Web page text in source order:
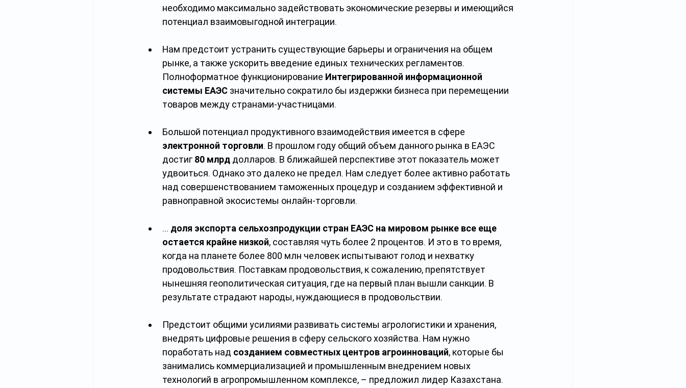
необходимо максимально задействовать экономические резервы и имеющийся
потенциал взаимовыгодной интеграции.
Нам предстоит устранить существующие барьеры и ограничения на общем
рынке, а также ускорить введение единых технических регламентов.
Полноформатное функционирование Интегрированной информационной
системы ЕАЭС значительно сократило бы издержки бизнеса при перемещении
товаров между странами-участницами.
Большой потенциал продуктивного взаимодействия имеется в сфере
электронной торговли. В прошлом году общий объем данного рынка в ЕАЭС
достиг 80 млрд долларов. В ближайшей перспективе этот показатель может
удвоиться. Однако это далеко не предел. Нам следует более активно работать
над совершенствованием таможенных процедур и созданием эффективной и
равноправной экосистемы онлайн-торговли.
… доля экспорта сельхозпродукции стран ЕАЭС на мировом рынке все еще
остается крайне низкой, составляя чуть более 2 процентов. И это в то время,
когда на планете более 800 млн человек испытывают голод и нехватку
продовольствия. Поставкам продовольствия, к сожалению, препятствует
нынешняя геополитическая ситуация, где на первый план вышли санкции. В
результате страдают народы, нуждающиеся в продовольствии.
Предстоит общими усилиями развивать системы агрологистики и хранения,
внедрять цифровые решения в сферу сельского хозяйства. Нам нужно
поработать над созданием совместных центров агроинноваций, которые бы
занимались коммерциализацией и промышленным внедрением новых
технологий в агропромышленном комплексе, – предложил лидер Казахстана.